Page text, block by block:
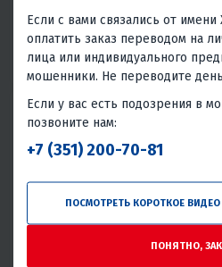
В 1 КЛИК
Механика
4T
Нет
Воздушное
Если с вами связались от имени
оплатить заказ переводом на
лица или индивидуального
мошенники. Не переводите
Если у вас есть подозрения в
позвоните нам:
+7 (351) 200-70-81
ПОСМОТРЕТЬ КОРОТКОЕ
ПОНЯТНО,